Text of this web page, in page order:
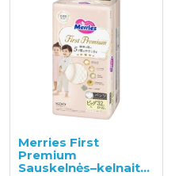
Merries First
Premium
Sauskelnės–kelnaitės